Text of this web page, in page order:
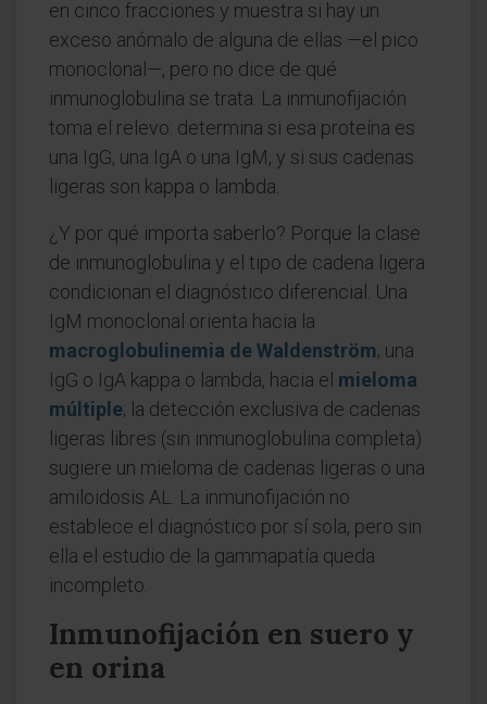
en cinco fracciones y muestra si hay un
exceso anómalo de alguna de ellas —el pico
monoclonal—, pero no dice de qué
inmunoglobulina se trata. La inmunofijación
toma el relevo: determina si esa proteína es
una IgG, una IgA o una IgM, y si sus cadenas
ligeras son kappa o lambda.
¿Y por qué importa saberlo? Porque la clase
de inmunoglobulina y el tipo de cadena ligera
condicionan el diagnóstico diferencial. Una
IgM monoclonal orienta hacia la
macroglobulinemia de Waldenström; una
IgG o IgA kappa o lambda, hacia el mieloma
múltiple; la detección exclusiva de cadenas
ligeras libres (sin inmunoglobulina completa)
sugiere un mieloma de cadenas ligeras o una
amiloidosis AL. La inmunofijación no
establece el diagnóstico por sí sola, pero sin
ella el estudio de la gammapatía queda
incompleto.
Inmunofijación en suero y
en orina